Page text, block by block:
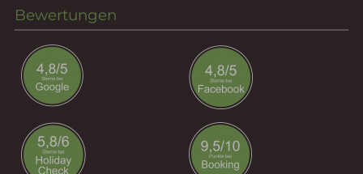
Bewertungen